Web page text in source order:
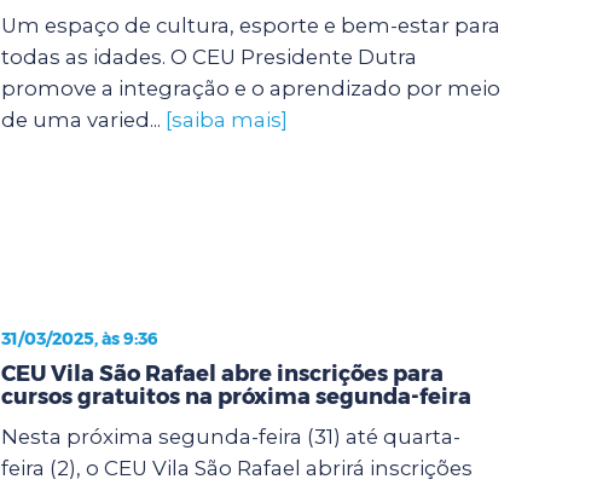
Um espaço de cultura, esporte e bem-estar para
todas as idades. O CEU Presidente Dutra
promove a integração e o aprendizado por meio
de uma varied... [saiba mais]
31/03/2025, às 9:36
CEU Vila São Rafael abre inscrições para
cursos gratuitos na próxima segunda-feira
Nesta próxima segunda-feira (31) até quarta-
feira (2), o CEU Vila São Rafael abrirá inscrições